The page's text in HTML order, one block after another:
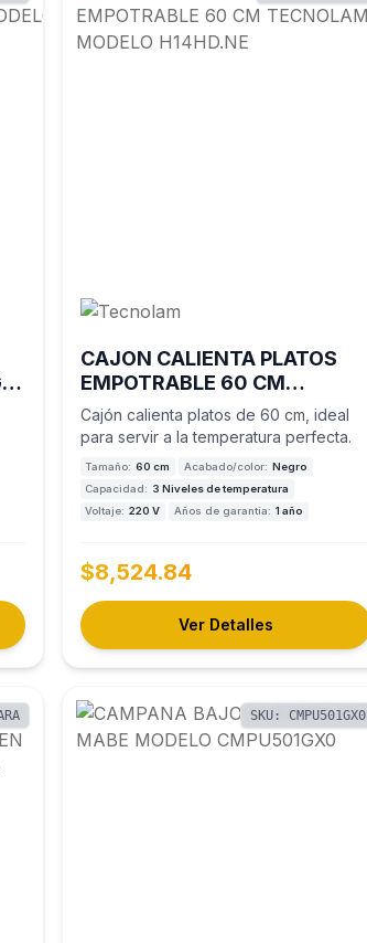
CAJON CALIENTA PLATOS
EMPOTRABLE 60 CM
TECNOLAM MODELO
H14HD.NE
Cajón calienta platos de 60 cm, ideal
para servir a la temperatura perfecta.
Tamaño: 60 cm Acabado/color: Negro
Capacidad: 3 Niveles de temperatura
Voltaje: 220 V Años de garantía: 1 año
$8,524.84
Ver Detalles
SKU: CMPU501GX0